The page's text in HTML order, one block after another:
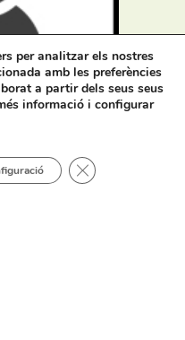
tècnic/a de
– oposició
per analitzar els nostres
amb les preferències
a partir dels seus seus
informació i configurar
Tanca el bàner de